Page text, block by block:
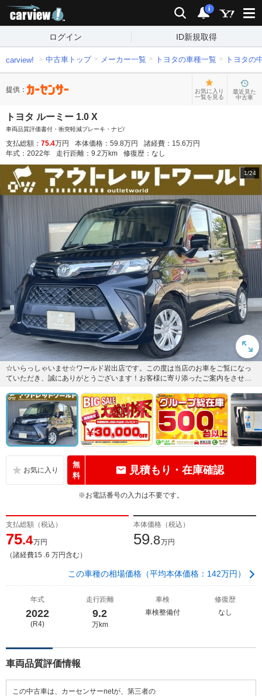
検索 通知
i
ログイン ID新規取得
carview! 中古車トップ メーカー一覧 トヨタの車種一覧 トヨタの
提供：
お気に入り
一覧を見る
最近見た
中古車
トヨタ ルーミー 1.0 X
車両品質評価書付・衝突軽減ブレーキ・ナビ/
支払総額： 75.4万円 本体価格： 59.8万円 諸経費： 15.6万円
年式： 2022年 走行距離： 9.2万km 修復歴： なし
1/24
☆いらっしゃいませ☆ワールド岩出店です。この度は当店のお車をご覧になっ
ていただき、誠にありがとうございます！お客様に寄り添ったご案内をさせて
無
料
見積もり・在庫確認
※お電話番号の入力は不要です。
支払総額（税込）
75.4万円
（諸経費15 .6 万円含む）
本体価格（税込）
59.8万円
この車種の相場価格（平均本体価格：142万円）
年式
2022
(R4)
走行距離
9.2
万km
車検
車検整備付
修復歴
なし
車両品質評価情報
この中古車は、カーセンサーnetが、第三者の